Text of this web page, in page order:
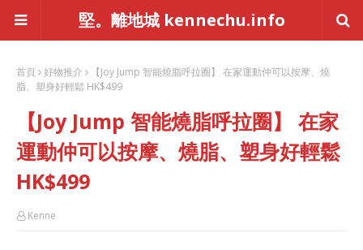
堅。離地城 kennechu.info
首頁 好物推介
【Joy Jump 智能燒脂呼拉圈】 在家運動仲可以按摩、燒
脂、塑身好輕鬆 HK$499
【Joy Jump 智能燒脂呼拉圈】 在家
運動仲可以按摩、燒脂、塑身好輕鬆
HK$499
Kenne